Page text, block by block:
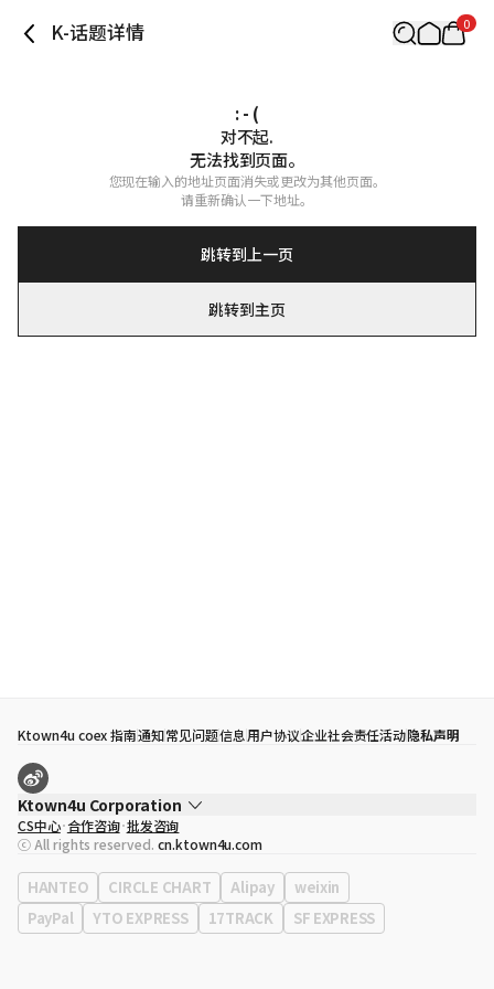
K-话题详情 0
: - (
对不起.
无法找到页面。
您现在输入的地址页面消失或更改为其他页面。
请重新确认一下地址。
跳转到上一页
跳转到主页
Ktown4u coex 指南通知常见问题信息用户协议企业社会责任活动隐私声明
Ktown4u Corporation
代表
宋効珉
营业执照 120-87-71116
公司地址 首尔特别市 江南区 岭东大路 513号 3楼 （三成洞， coex)
CS中心 合作咨询 批发咨询
ⓒ All rights reserved. cn.ktown4u.com
HANTEO CIRCLE CHART Alipay
weixin
PayPal
YTO EXPRESS 17TRACK SF EXPRESS